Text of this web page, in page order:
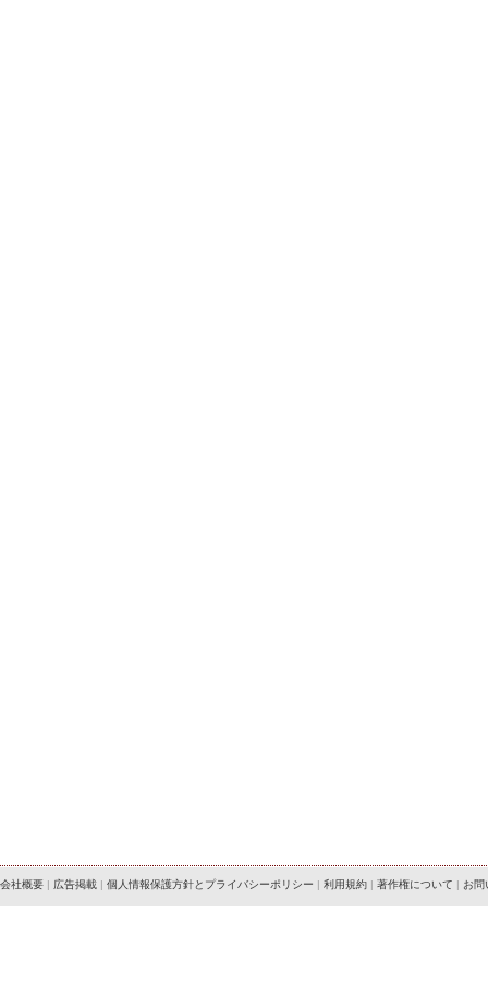
会社概要 | 広告掲載 | 個人情報保護方針とプライバシーポリシー | 利用規約 | 著作権について | お問